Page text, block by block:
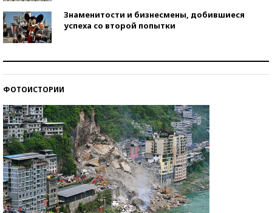
Знаменитости и бизнесмены, добившиеся
успеха со второй попытки
ФОТОИСТОРИИ